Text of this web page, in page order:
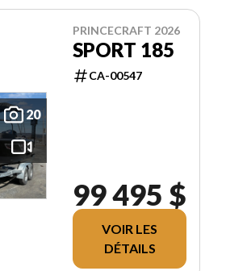
20
PRINCECRAFT 2026
SPORT 185
CA-00547
99 495 $
VOIR LES
DÉTAILS